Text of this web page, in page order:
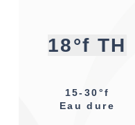
18°f TH
15-30°f
Eau dure